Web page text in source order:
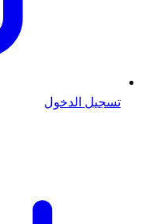
تسجيل الدخول